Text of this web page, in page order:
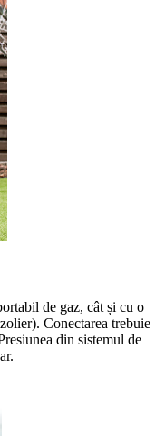
de gaz, cât și cu o
Conectarea trebuie
din sistemul de